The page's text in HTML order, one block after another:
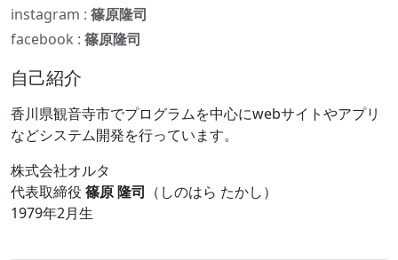
instagram : 篠原隆司
facebook : 篠原隆司
自己紹介
香川県観音寺市でプログラムを中心にwebサイトやアプリ
などシステム開発を行っています。
株式会社オルタ
代表取締役 篠原 隆司 （しのはら たかし）
1979年2月生